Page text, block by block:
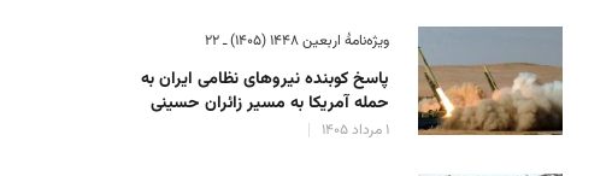
ویژه‌نامهٔ اربعین ۱۴۴۸ (۱۴۰۵) ـ ۲۲
پاسخ کوبنده نیروهای نظامی ایران به
حمله آمریکا به مسیر زائران حسینی
۱ مرداد ۱۴۰۵